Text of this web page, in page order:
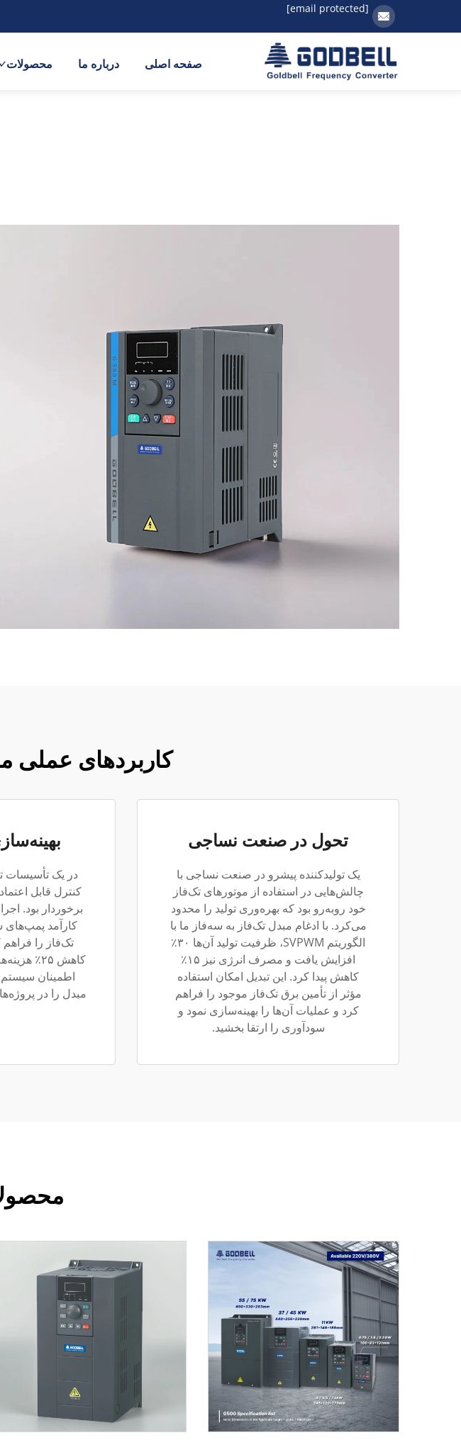
[email protected]
صفحه اصلی درباره ما محصولات
کاربردهای عملی
تحول در صنعت نساجی
یک تولیدکننده پیشرو در صنعت نساجی با
چالش‌هایی در استفاده از موتورهای تک‌فاز
خود روبه‌رو بود که بهره‌وری تولید را محدود
می‌کرد. با ادغام مبدل تک‌فاز به سه‌فاز ما با
الگوریتم SVPWM، ظرفیت تولید آن‌ها ۳۰٪
افزایش یافت و مصرف انرژی نیز ۱۵٪
کاهش پیدا کرد. این تبدیل امکان استفاده
مؤثر از تأمین برق تک‌فاز موجود را فراهم
کرد و عملیات آن‌ها را بهینه‌سازی نمود و
سودآوری را ارتقا بخشید.
در یک تأسیسات
کنترل قابل
برخوردار بود.
کارآمد پمپ‌های
تک‌فاز را فراهم
کاهش ۲۵٪
اطمینان سیستم
مبدل را در